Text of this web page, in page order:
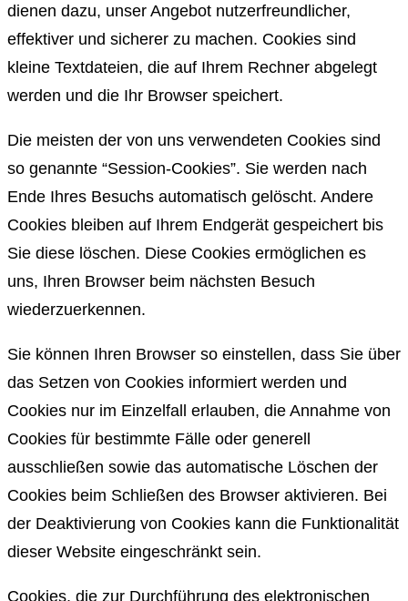
dienen dazu, unser Angebot nutzerfreundlicher,
effektiver und sicherer zu machen. Cookies sind
kleine Textdateien, die auf Ihrem Rechner abgelegt
werden und die Ihr Browser speichert.
Die meisten der von uns verwendeten Cookies sind
so genannte “Session-Cookies”. Sie werden nach
Ende Ihres Besuchs automatisch gelöscht. Andere
Cookies bleiben auf Ihrem Endgerät gespeichert bis
Sie diese löschen. Diese Cookies ermöglichen es
uns, Ihren Browser beim nächsten Besuch
wiederzuerkennen.
Sie können Ihren Browser so einstellen, dass Sie über
das Setzen von Cookies informiert werden und
Cookies nur im Einzelfall erlauben, die Annahme von
Cookies für bestimmte Fälle oder generell
ausschließen sowie das automatische Löschen der
Cookies beim Schließen des Browser aktivieren. Bei
der Deaktivierung von Cookies kann die Funktionalität
dieser Website eingeschränkt sein.
Cookies, die zur Durchführung des elektronischen